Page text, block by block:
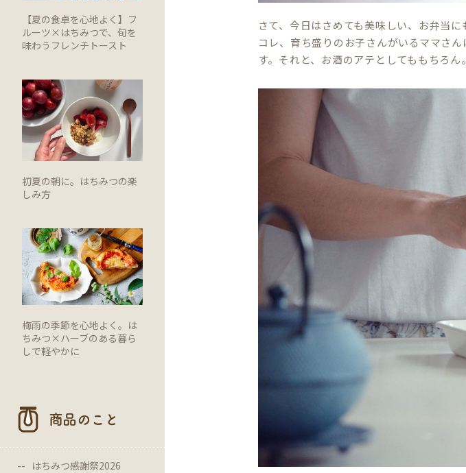
【夏の食卓を心地よく】フ
ルーツ×はちみつで、旬を
味わうフレンチトースト
初夏の朝に。はちみつの楽
しみ方
梅雨の季節を心地よく。は
ちみつ×ハーブのある暮ら
しで軽やかに
商品のこと
はちみつ感謝祭2026
さて、今日はさめても美味しい、お弁当
コレ、育ち盛りのお子さんがいるママさ
す。それと、お酒のアテとしてももちろん。